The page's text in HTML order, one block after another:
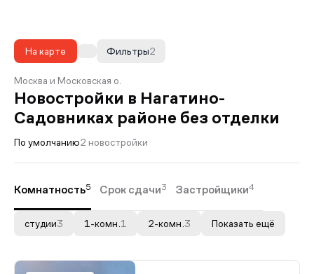
На карте 2
Фильтры
Москва и Московская о.
Новостройки в Нагатино-
Садовниках районе без отделки
По умолчанию2 новостройки
Комнатность5 Срок сдачи3 Застройщики4
студии3 1-комн. 1 2-комн. 3 Показать ещё